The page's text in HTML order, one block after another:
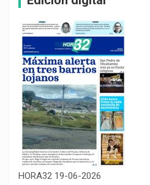
HORA32 19-06-2026